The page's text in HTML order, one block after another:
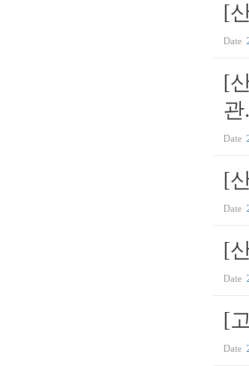
[
Date
[
관
Date
[
Date
[
Date
[
Date